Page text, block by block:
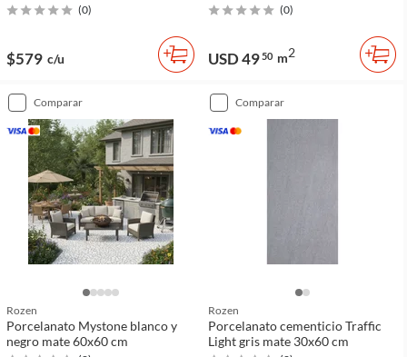
(0)
$579 c/u
(0)
USD 4950 m2
comparar
Rozen
Porcelanato Mystone blanco y
negro mate 60x60 cm
comparar
Rozen
Porcelanato cementicio Traffic
Light gris mate 30x60 cm